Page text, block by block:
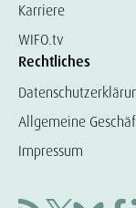
Karriere
WIFO.tv
Rechtliches
Allgemeine
Impressum